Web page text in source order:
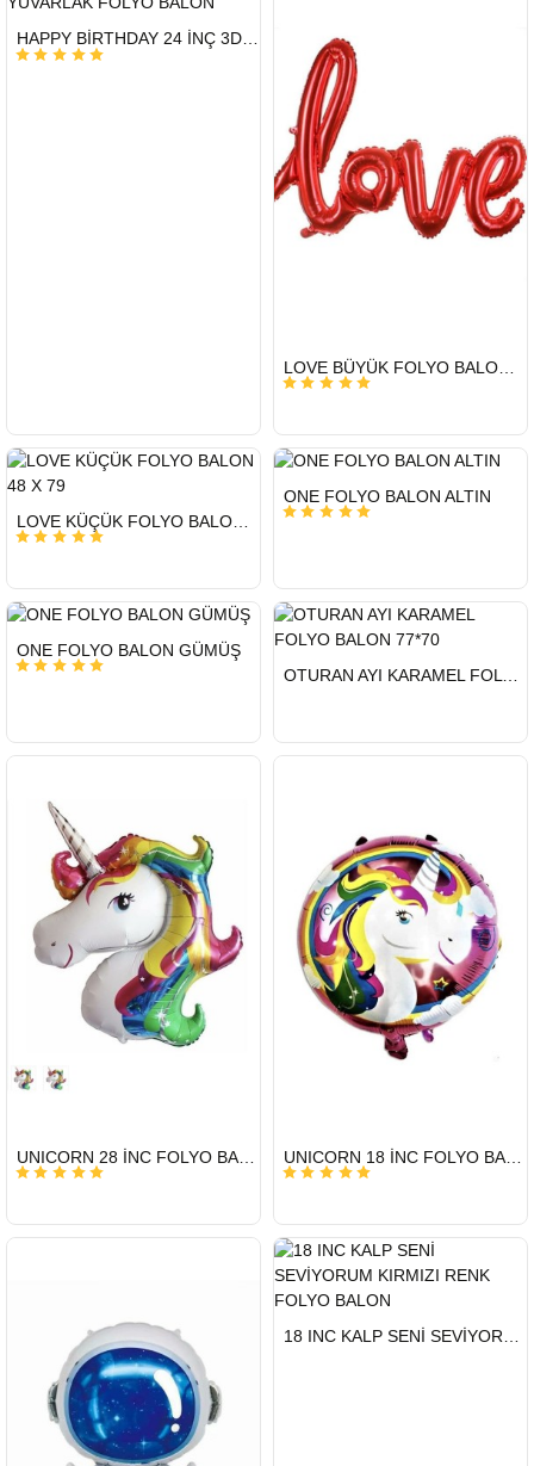
HIZLI
GÖNDERİ
HAPPY BİRTHDAY 24 İNÇ 3D YUVARLAK FOLYO BALON
GÖNDERİ
LOVE BÜYÜK FOLYO BALON 65 X 108 CM
GÖNDERİ
GÖNDERİ
ONE FOLYO BALON ALTIN
GÖNDERİ
ONE FOLYO BALON GÜMÜŞ
GÖNDERİ
GÖNDERİ
GÖNDERİ
UNICORN 18 İNC FOLYO BALON
GÖNDERİ